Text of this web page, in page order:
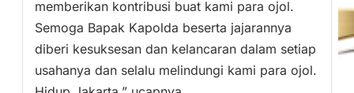
memberikan kontribusi buat kami para ojol.
Semoga Bapak Kapolda beserta jajarannya
diberi kesuksesan dan kelancaran dalam setiap
usahanya dan selalu melindungi kami para ojol.